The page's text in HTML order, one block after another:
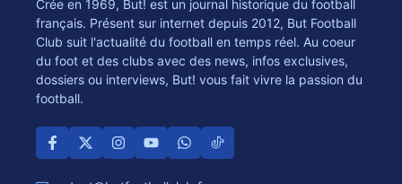
Crée en 1969, But! est un journal historique du football
français. Présent sur internet depuis 2012, But Football
Club suit l'actualité du football en temps réel. Au coeur
du foot et des clubs avec des news, infos exclusives,
dossiers ou interviews, But! vous fait vivre la passion du
football.